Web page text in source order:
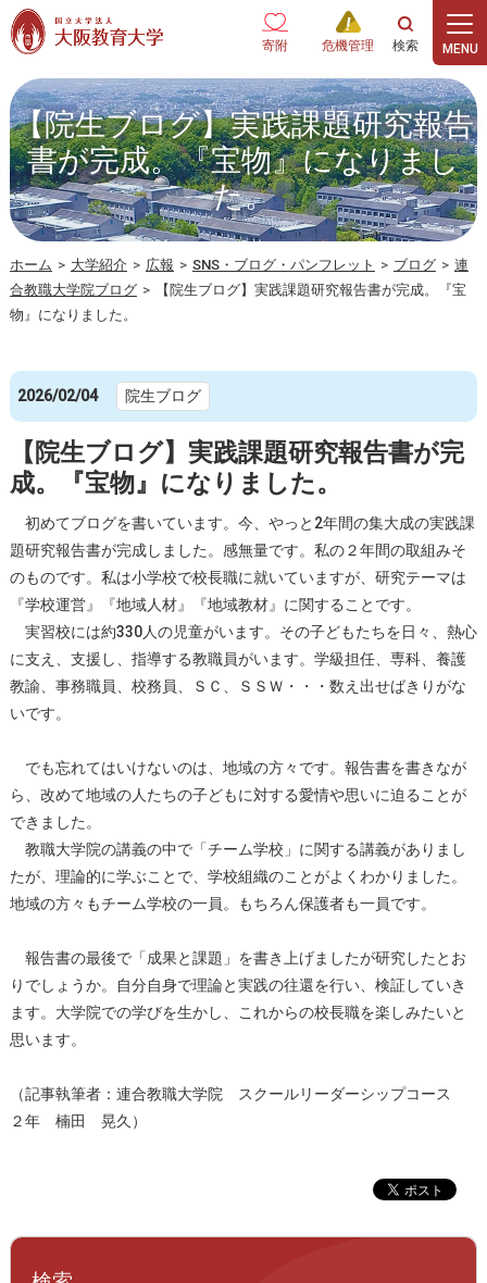
本文へ
寄附 危機管理
【院生ブログ】実践課題研究報告
書が完成。『宝物』になりまし
た。
ホーム > 大学紹介 > 広報 > SNS・ブログ・パンフレット > ブログ > 連
合教職大学院ブログ >
【院生ブログ】実践課題研究報告書が完成。『宝
物』になりました。
2026/02/04 院生ブログ
【院生ブログ】実践課題研究報告書が完
成。『宝物』になりました。
初めてブログを書いています。今、やっと2年間の集大成の実践課
題研究報告書が完成しました。感無量です。私の２年間の取組みそ
のものです。私は小学校で校長職に就いていますが、研究テーマは
『学校運営』『地域人材』『地域教材』に関することです。
実習校には約330人の児童がいます。その子どもたちを日々、熱心
に支え、支援し、指導する教職員がいます。学級担任、専科、養護
教諭、事務職員、校務員、ＳＣ、ＳＳＷ・・・数え出せばきりがな
いです。
でも忘れてはいけないのは、地域の方々です。報告書を書きなが
ら、改めて地域の人たちの子どもに対する愛情や思いに迫ることが
できました。
教職大学院の講義の中で「チーム学校」に関する講義がありまし
たが、理論的に学ぶことで、学校組織のことがよくわかりました。
地域の方々もチーム学校の一員。もちろん保護者も一員です。
報告書の最後で「成果と課題」を書き上げましたが研究したとお
りでしょうか。自分自身で理論と実践の往還を行い、検証していき
ます。大学院での学びを生かし、これからの校長職を楽しみたいと
思います。
（記事執筆者：連合教職大学院 スクールリーダーシップコース
２年 楠田 晃久）